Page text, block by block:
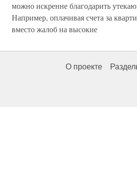
можно искренне благодарить
Например, оплачивая счета за
вместо жалоб на высокие
О проекте